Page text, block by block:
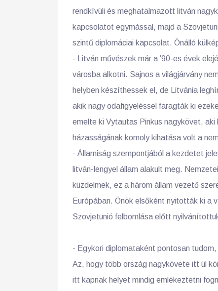
rendkívüli és meghatalmazott litván
kapcsolatot egymással, majd a
szintű diplomáciai kapcsolat. Önálló
- Litván művészek már a ’90-es évek
városba alkotni. Sajnos a világjárvány
helyben készíthessek el, de Litvánia
akik nagy odafigyeléssel faragták ki
emelte ki Vytautas Pinkus nagykövet,
házasságának komoly kihatása volt a
- Államiság szempontjából a kezdetet
litván-lengyel állam alakult meg.
küzdelmek, ez a három állam vezető
Európában. Önök elsőként nyitották ki a
Szovjetunió felbomlása előtt
- Egykori diplomataként pontosan
Az, hogy több ország nagykövete itt ül
itt kapnak helyet mindig emlékeztetni